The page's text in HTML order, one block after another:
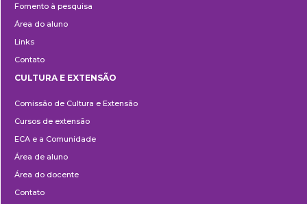
Fomento à pesquisa
Área do aluno
Links
Contato
e
Extensão
CULTURA E EXTENSÃO
Comissão de Cultura e Extensão
Cursos de extensão
ECA e a Comunidade
Área de aluno
Área do docente
Contato